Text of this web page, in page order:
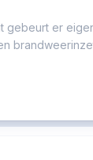
gebeurt er